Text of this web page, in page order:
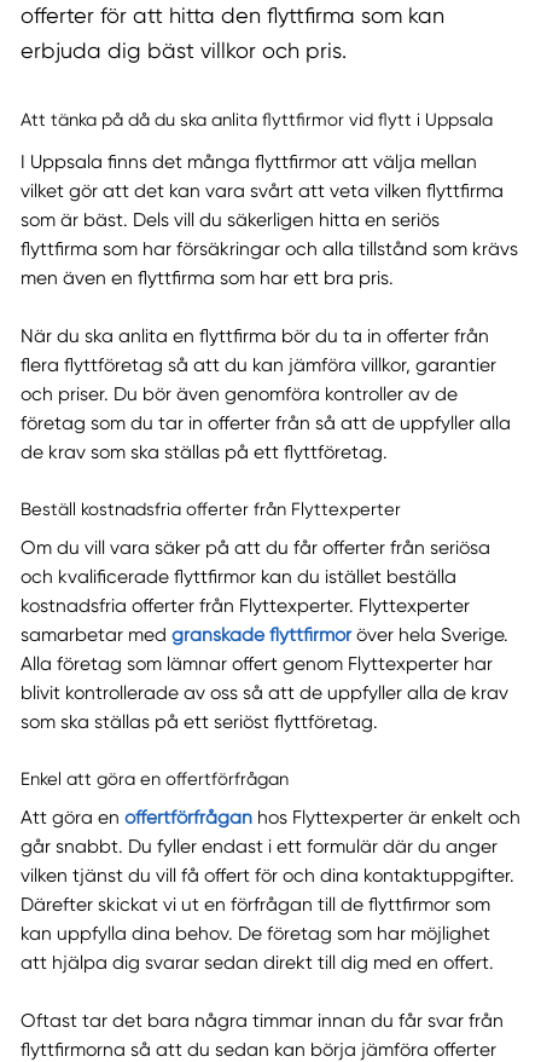
offerter för att hitta den flyttfirma som kan
erbjuda dig bäst villkor och pris.
Att tänka på då du ska anlita flyttfirmor vid flytt i Uppsala
I Uppsala finns det många flyttfirmor att välja mellan
vilket gör att det kan vara svårt att veta vilken flyttfirma
som är bäst. Dels vill du säkerligen hitta en seriös
flyttfirma som har försäkringar och alla tillstånd som krävs
men även en flyttfirma som har ett bra pris.
När du ska anlita en flyttfirma bör du ta in offerter från
flera flyttföretag så att du kan jämföra villkor, garantier
och priser. Du bör även genomföra kontroller av de
företag som du tar in offerter från så att de uppfyller alla
de krav som ska ställas på ett flyttföretag.
Beställ kostnadsfria offerter från Flyttexperter
Om du vill vara säker på att du får offerter från seriösa
och kvalificerade flyttfirmor kan du istället beställa
kostnadsfria offerter från Flyttexperter. Flyttexperter
samarbetar med granskade flyttfirmoröver hela Sverige.
Alla företag som lämnar offert genom Flyttexperter har
blivit kontrollerade av oss så att de uppfyller alla de krav
som ska ställas på ett seriöst flyttföretag.
Enkel att göra en offertförfrågan
Att göra en offertförfrågan hos Flyttexperter är enkelt och
går snabbt. Du fyller endast i ett formulär där du anger
vilken tjänst du vill få offert för och dina kontaktuppgifter.
Därefter skickat vi ut en förfrågan till de flyttfirmor som
kan uppfylla dina behov. De företag som har möjlighet
att hjälpa dig svarar sedan direkt till dig med en offert.
Oftast tar det bara några timmar innan du får svar från
flyttfirmorna så att du sedan kan börja jämföra offerter